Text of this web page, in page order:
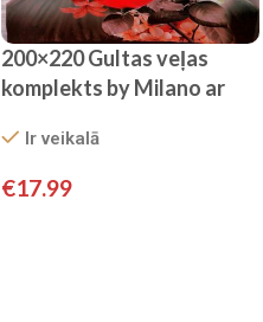
200×220 Gultas veļas
komplekts by Milano ar
satīnsIr veikalā
€17.99